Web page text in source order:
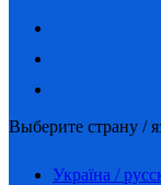
Выберите страну /
Україна /